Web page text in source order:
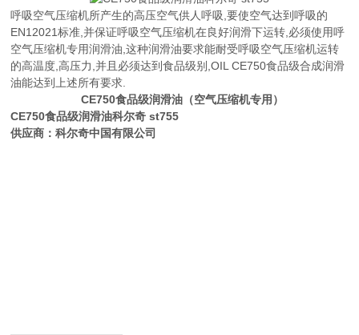
呼吸空气压缩机所产生的高压空气供人呼吸,要使空气达到呼吸的
EN12021标准,并保证呼吸空气压缩机在良好润滑下运转,必须使用呼
空气压缩机专用润滑油,这种润滑油要求能耐受呼吸空气压缩机运转
的高温度,高压力,并且必须达到食品级别,OIL CE750食品级合成润滑
油能达到上述所有要求.
CE750食品级润滑油（空气压缩机专用）
CE750食品级润滑油科尔奇 st755
供应商：科尔奇中国有限公司